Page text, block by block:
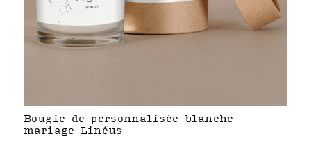
Bougie de personnalisée blanche
mariage Linéus